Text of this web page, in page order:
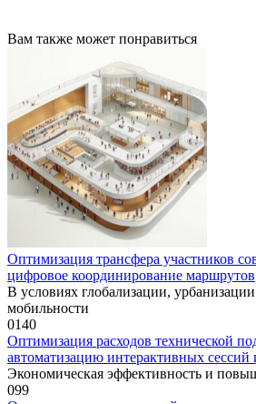
Вам также может понравиться
Оптимизация трансфера участников
цифровое координирование маршрутов
В условиях глобализации,
мобильности
0140
Оптимизация расходов технической
автоматизацию интерактивных сессий
Экономическая эффективность и
099